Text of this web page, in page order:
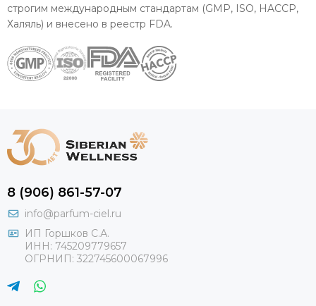
строгим международным стандартам (GMP, ISO, HACCP,
Халяль) и внесено в реестр FDA.
8 (906) 861-57-07
info@parfum-ciel.ru
ИП Горшков С.А.
ИНН: 745209779657
ОГРНИП: 322745600067996